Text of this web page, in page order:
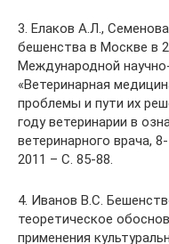
3. Елаков А.Л.,
бешенства в Москве в
Международной
«Ветеринарная
проблемы и пути их
году ветеринарии в
ветеринарного врача,
2011 – С. 85-88.
4. Иванов B.C.
теоретическое
применения